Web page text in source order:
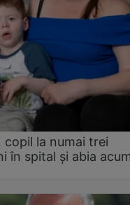
la numai trei
în spital și abia